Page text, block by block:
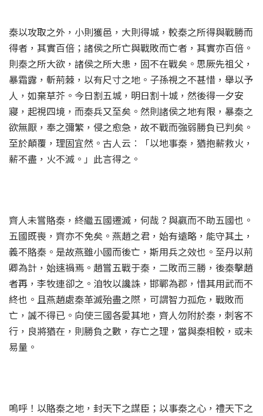
秦以攻取之外，小則獲邑，大則得城，較秦之所得與戰勝而
得者，其實百倍；諸侯之所亡與戰敗而亡者，其實亦百倍。
則秦之所大欲，諸侯之所大患，固不在戰矣。思厥先祖父，
暴霜露，斬荊棘，以有尺寸之地。子孫視之不甚惜，舉以予
人，如棄草芥。今日割五城，明日割十城，然後得一夕安
寢，起視四境，而秦兵又至矣。然則諸侯之地有限，暴秦之
欲無厭，奉之彌繁，侵之愈急，故不戰而強弱勝負已判矣。
至於顛覆，理固宜然。古人云︰「以地事秦，猶抱薪救火，
薪不盡，火不滅。」此言得之。
齊人未嘗賂秦，終繼五國遷滅，何哉？與嬴而不助五國也。
五國既喪，齊亦不免矣。燕趙之君，始有遠略，能守其土，
義不賂秦。是故燕雖小國而後亡，斯用兵之效也。至丹以荊
卿為計，始速禍焉。趙嘗五戰于秦，二敗而三勝，後秦擊趙
者再，李牧連卻之。洎牧以讒誅，邯鄲為郡，惜其用武而不
終也。且燕趙處秦革滅殆盡之際，可謂智力孤危，戰敗而
亡，誠不得已。向使三國各愛其地，齊人勿附於秦，刺客不
行，良將猶在，則勝負之數，存亡之理，當與秦相較，或未
易量。
嗚呼！以賂秦之地，封天下之謀臣；以事秦之心，禮天下之